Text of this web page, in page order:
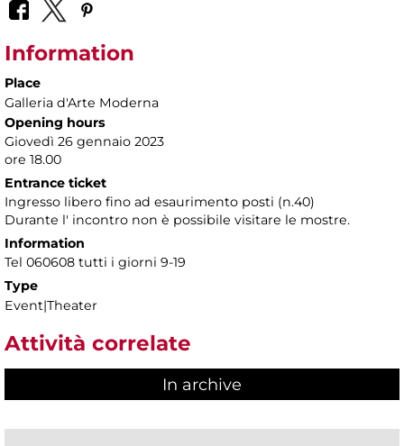
Information
Place
Galleria d'Arte Moderna
Opening hours
Giovedì 26 gennaio 2023
ore 18.00
Entrance ticket
Ingresso libero fino ad esaurimento posti (n.40)
Durante l' incontro non è possibile visitare le mostre.
Information
Tel 060608 tutti i giorni 9-19
Type
Event|Theater
Attività correlate
In archive